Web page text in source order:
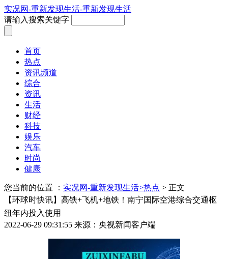
实况网-重新发现生活-重新发现生活
请输入搜索关键字
首页
热点
资讯频道
综合
资讯
生活
财经
科技
娱乐
汽车
时尚
健康
您当前的位置 ： 实况网-重新发现生活>热点 > 正文
【环球时快讯】高铁+飞机+地铁！南宁国际空港综合交通枢
纽年内投入使用
2022-06-29 09:31:55 来源：央视新闻客户端